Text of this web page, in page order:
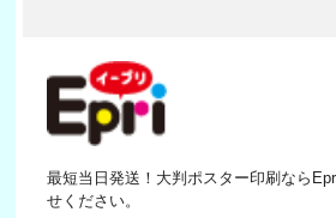
最短当日発送！大判ポスター印刷なら
せください。